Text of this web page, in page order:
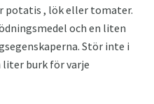
potatis , lök eller tomater.
och en liten
Stör inte i
liter burk för varje